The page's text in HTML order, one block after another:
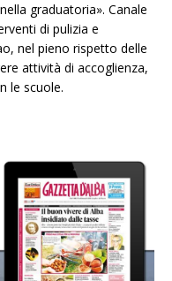
graduatoria». Canale
di pulizia e
nel pieno rispetto delle
attività di accoglienza,
le scuole.